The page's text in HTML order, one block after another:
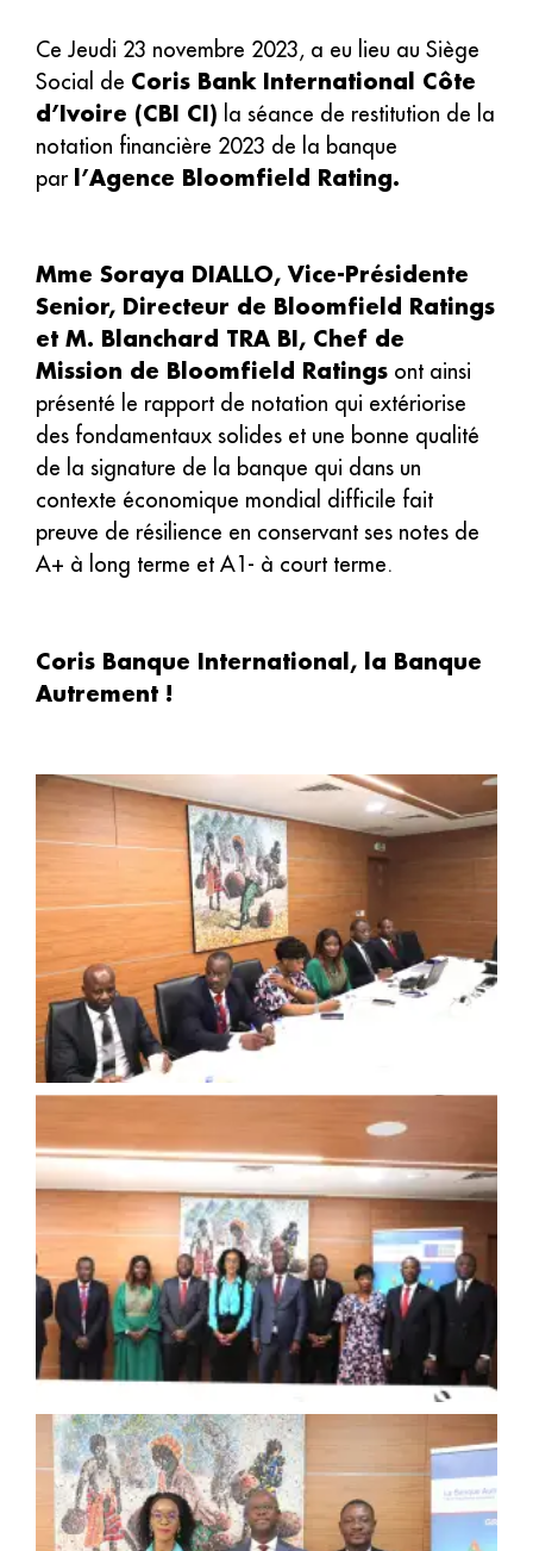
Ce Jeudi 23 novembre 2023, a eu lieu au Siège
Social de Coris Bank International Côte
d’Ivoire (CBI CI) la séance de restitution de la
notation financière 2023 de la banque
par l’Agence Bloomfield Rating.
Mme Soraya DIALLO, Vice-Présidente
Senior, Directeur de Bloomfield Ratings
et M. Blanchard TRA BI, Chef de
Mission de Bloomfield Ratings ont ainsi
présenté le rapport de notation qui extériorise
des fondamentaux solides et une bonne qualité
de la signature de la banque qui dans un
contexte économique mondial difficile fait
preuve de résilience en conservant ses notes de
A+ à long terme et A1- à court terme.
Coris Banque International, la Banque
Autrement !